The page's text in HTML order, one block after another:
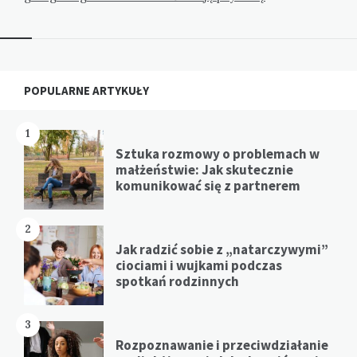
Widgets
POPULARNE ARTYKUŁY
1
Sztuka rozmowy o problemach w
małżeństwie: Jak skutecznie
komunikować się z partnerem
2
Jak radzić sobie z „natarczywymi”
ciociami i wujkami podczas
spotkań rodzinnych
3
Rozpoznawanie i przeciwdziałanie